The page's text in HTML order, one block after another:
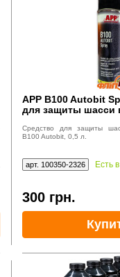
APP B100 Autobit
для защиты шасси
Средство для защиты
B100 Autobit, 0,5 л.
арт. 100350-2326 Есть
300 грн.